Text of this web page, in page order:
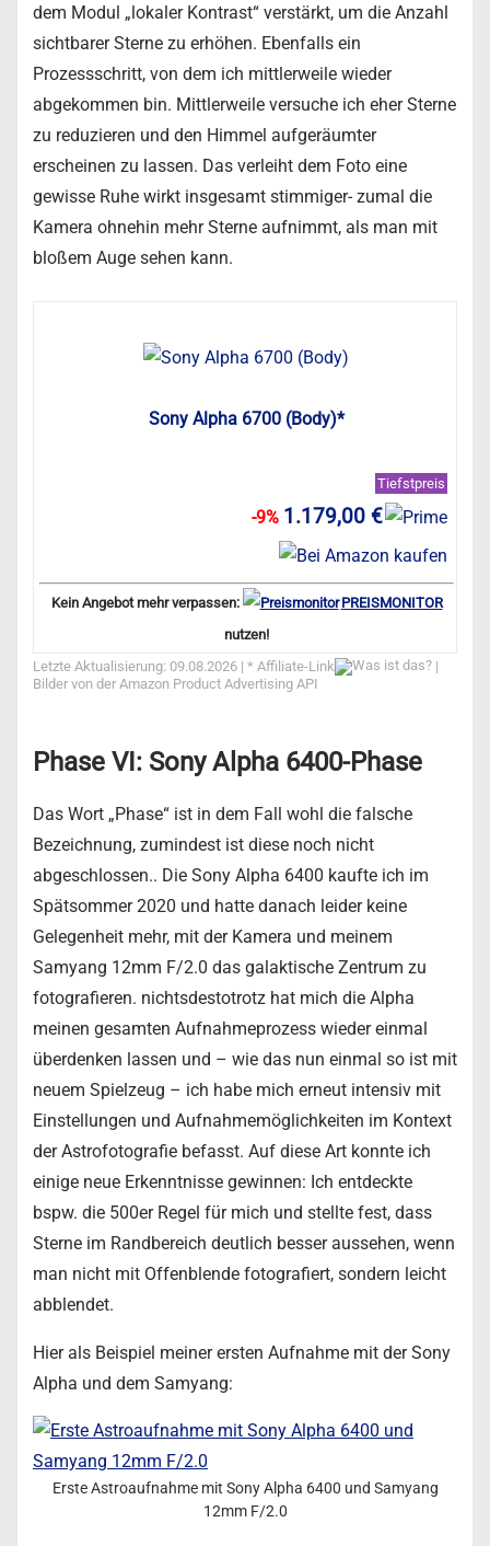
dem Modul „lokaler Kontrast“ verstärkt, um die Anzahl
sichtbarer Sterne zu erhöhen. Ebenfalls ein
Prozessschritt, von dem ich mittlerweile wieder
abgekommen bin. Mittlerweile versuche ich eher Sterne
zu reduzieren und den Himmel aufgeräumter
erscheinen zu lassen. Das verleiht dem Foto eine
gewisse Ruhe wirkt insgesamt stimmiger- zumal die
Kamera ohnehin mehr Sterne aufnimmt, als man mit
bloßem Auge sehen kann.
Sony Alpha 6700 (Body)*
Tiefstpreis
-9% 1.179,00 €
Kein Angebot mehr verpassen:
PREISMONITOR
nutzen!
Letzte Aktualisierung: 09.08.2026 | * Affiliate-Link
|
Bilder von der Amazon Product Advertising API
Phase VI: Sony Alpha 6400-Phase
Das Wort „Phase“ ist in dem Fall wohl die falsche
Bezeichnung, zumindest ist diese noch nicht
abgeschlossen.. Die Sony Alpha 6400 kaufte ich im
Spätsommer 2020 und hatte danach leider keine
Gelegenheit mehr, mit der Kamera und meinem
Samyang 12mm F/2.0 das galaktische Zentrum zu
fotografieren. nichtsdestotrotz hat mich die Alpha
meinen gesamten Aufnahmeprozess wieder einmal
überdenken lassen und – wie das nun einmal so ist mit
neuem Spielzeug – ich habe mich erneut intensiv mit
Einstellungen und Aufnahmemöglichkeiten im Kontext
der Astrofotografie befasst. Auf diese Art konnte ich
einige neue Erkenntnisse gewinnen: Ich entdeckte
bspw. die 500er Regel für mich und stellte fest, dass
Sterne im Randbereich deutlich besser aussehen, wenn
man nicht mit Offenblende fotografiert, sondern leicht
abblendet.
Hier als Beispiel meiner ersten Aufnahme mit der Sony
Alpha und dem Samyang:
Erste Astroaufnahme mit Sony Alpha 6400 und Samyang
12mm F/2.0